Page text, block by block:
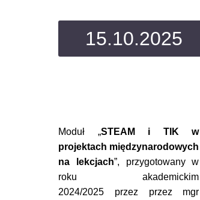
15.10.2025
Moduł „STEAM i TIK w
projektach międzynarodowych
na lekcjach”, przygotowany w
roku akademickim
2024/2025 przez przez mgr